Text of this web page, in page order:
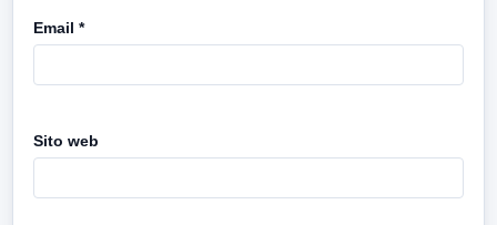
Email *
Sito web